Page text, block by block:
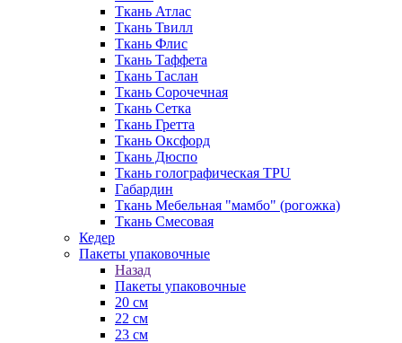
Ткань Атлас
Ткань Твилл
Ткань Флис
Ткань Таффета
Ткань Таслан
Ткань Сорочечная
Ткань Сетка
Ткань Гретта
Ткань Оксфорд
Ткань Дюспо
Ткань голографическая TPU
Габардин
Ткань Мебельная "мамбо" (рогожка)
Ткань Смесовая
Кедер
Пакеты упаковочные
Назад
Пакеты упаковочные
20 см
22 см
23 см